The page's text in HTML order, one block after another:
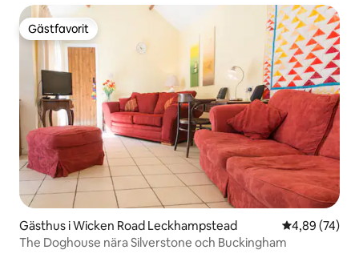
Gästfavorit
Gästfavorit
Gästhus i Wicken Road Leckhampstead 4,89 av 5 i
4,89 (74)
The Doghouse nära Silverstone och Buckingham